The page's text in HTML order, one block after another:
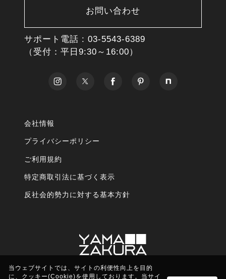
お問い合わせ
サポート電話 : 03-5543-6389
（受付：平日9:30～16:00）
会社情報
プライバシーポリシー
ご利用規約
特定商取引法に基づく表示
反社会的勢力に対する基本方針
当ウェブサイトでは、サイトの利便性向上を目的
に、クッキー(Cookie)を使用しております。当サイ